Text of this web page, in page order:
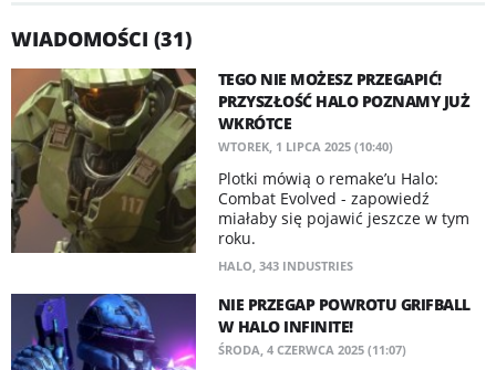
WIADOMOŚCI (31)
TEGO NIE MOŻESZ PRZEGAPIĆ!
PRZYSZŁOŚĆ HALO POZNAMY JUŻ
WKRÓTCE
WTOREK, 1 LIPCA 2025 (10:40)
Plotki mówią o remake’u Halo:
Combat Evolved - zapowiedź
miałaby się pojawić jeszcze w tym
roku.
HALO, 343 INDUSTRIES
NIE PRZEGAP POWROTU GRIFBALL
W HALO INFINITE!
ŚRODA, 4 CZERWCA 2025 (11:07)